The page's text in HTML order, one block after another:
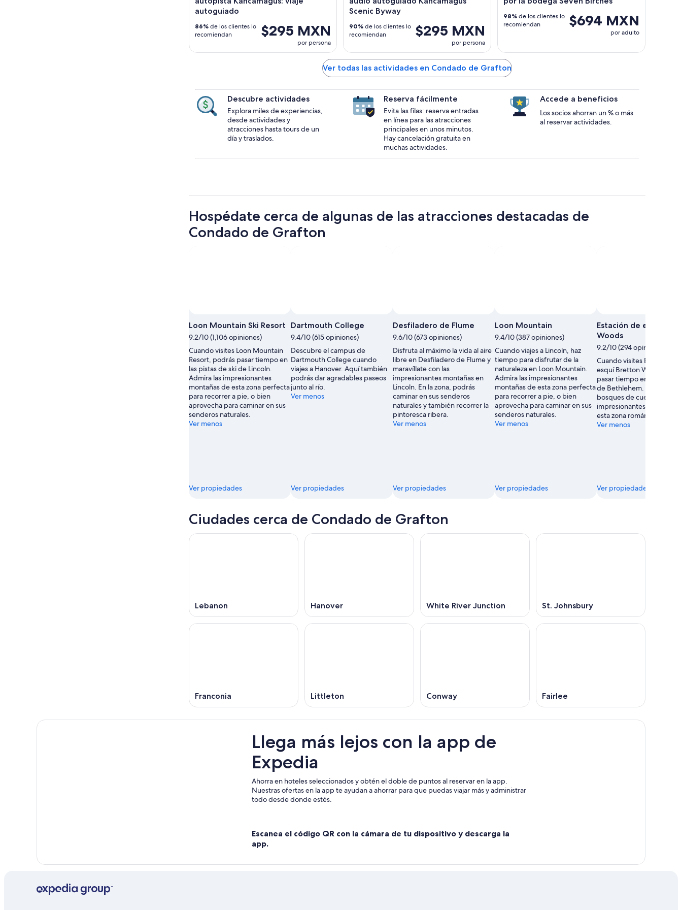
autoguiado
$295 MXN
por persona
86% de los clientes lo
recomiendan
Scenic Byway
$295 MXN
por persona
90% de los clientes lo
recomiendan
$694 MXN
por adulto
98% de los clientes lo
recomiendan
Ver todas las actividades en Condado de Grafton
Descubre actividades
Explora miles de experiencias,
desde actividades y
atracciones hasta tours de un
día y traslados.
Reserva fácilmente
Evita las filas: reserva entradas
en línea para las atracciones
principales en unos minutos.
Hay cancelación gratuita en
muchas actividades.
Accede a beneficios
Los socios ahorran un % o más
al reservar actividades.
Hospédate cerca de algunas de las atracciones destacadas de
Condado de Grafton
Loon Mountain Ski Resort
9.2/10 (1,106 opiniones)
Cuando visites Loon Mountain
Resort, podrás pasar tiempo en
las pistas de ski de Lincoln.
Admira las impresionantes
montañas de esta zona perfecta
para recorrer a pie, o bien
aprovecha para caminar en sus
senderos naturales.
Ver menos
Ver propiedades
Dartmouth College
9.4/10 (615 opiniones)
Descubre el campus de
Dartmouth College cuando
viajes a Hanover. Aquí también
podrás dar agradables paseos
junto al río.
Ver menos
Ver propiedades
Desfiladero de Flume
9.6/10 (673 opiniones)
Disfruta al máximo la vida al aire
libre en Desfiladero de Flume y
maravíllate con las
impresionantes montañas en
Lincoln. En la zona, podrás
caminar en sus senderos
naturales y también recorrer la
pintoresca ribera.
Ver menos
Ver propiedades
Loon Mountain
9.4/10 (387 opiniones)
Cuando viajes a Lincoln, haz
tiempo para disfrutar de la
naturaleza en Loon Mountain.
Admira las impresionantes
montañas de esta zona perfecta
para recorrer a pie, o bien
aprovecha para caminar en sus
senderos naturales.
Ver menos
Ver propiedades
Estación de esquí
Woods
9.2/10 (294 opiniones)
Cuando visites Estación de
esquí Bretton Woods,
pasar tiempo en las pistas
de Bethlehem. Descubre
bosques de cuento y las
impresionantes montañas
esta zona romántica.
Ver menos
Ver propiedades
Ciudades cerca de Condado de Grafton
Lebanon Hanover White River Junction St. Johnsbury
Franconia Littleton Conway Fairlee
Llega más lejos con la app de
Expedia
Ahorra en hoteles seleccionados y obtén el doble de puntos al reservar en la app.
Nuestras ofertas en la app te ayudan a ahorrar para que puedas viajar más y administrar
todo desde donde estés.
Escanea el código QR con la cámara de tu dispositivo y descarga la
app.